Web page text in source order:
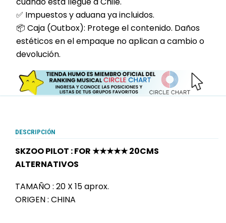
✅ Impuestos y aduana ya incluidos.
📦 Caja (Outbox): Protege el contenido. Daños
estéticos en el empaque no aplican a cambio o
devolución.
DESCRIPCIÓN
SKZOO PILOT : FOR ★★★★★ 20CMS
ALTERNATIVOS
TAMAÑO : 20 X 15 aprox.
ORIGEN : CHINA